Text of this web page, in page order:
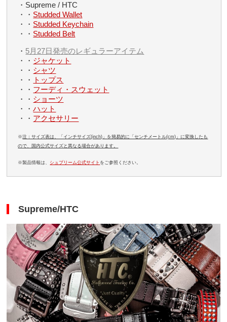
・Supreme / HTC
・・ Studded Wallet
・・ Studded Keychain
・・ Studded Belt
・ 5月27日発売のレギュラーアイテム
・・ ジャケット
・・ シャツ
・・
トップス
・・ フーディ・スウェット
・・ ショーツ
・・ハット
・・ アクセサリー
※注：サイズ表は、「インチサイズ(inch)」を簡易的に「センチメートル(cm)」に変換したも
ので、国内公式サイズと異なる場合があります。
※製品情報は、 シュプリーム公式サイト をご参照ください。
Supreme/HTC